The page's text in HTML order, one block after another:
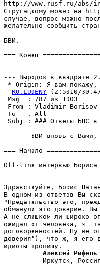
http://www.rusf.ru/abs/
Стругацкому можно на
случае, вопрос можно
желательно сообщить
БВИ.
=== Конец
--- Выродок в квадрате
* Origin: Я вам покажу,
- RU.LUDENY (2:5010/
Msg  : 787
From : Vladimir
To   : All
Subj : ###
БВИ вновь с Вами,
=== Начало
Off-line интервью Бориса
Здравствуйте, Борис
В одном из ответов Вы
"Предательство это,
обманули это довеpие.
А не слишком ли широко
ожидал от человека, я
договоpенностей. Ну не
довеpия"), что ж, я его в
Алексей
Иркутск,